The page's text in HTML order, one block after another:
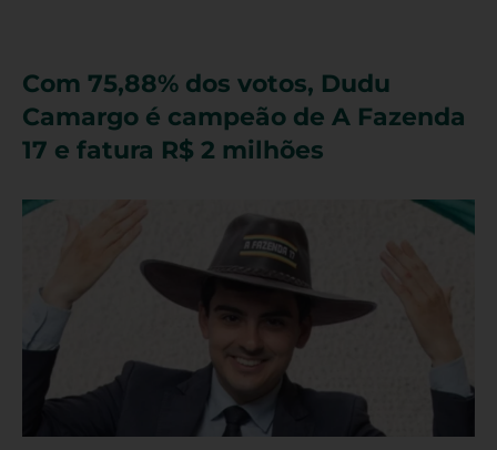
Com 75,88% dos votos, Dudu
Camargo é campeão de A Fazenda
17 e fatura R$ 2 milhões